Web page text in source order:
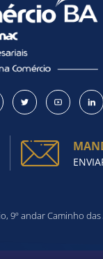
9º andar Caminho das